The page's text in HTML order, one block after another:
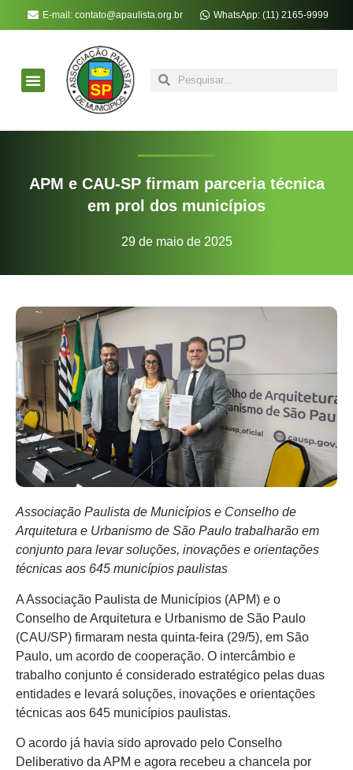
E-mail: contato@apaulista.org.br WhatsApp: (11) 2165-9999
APM e CAU-SP firmam parceria técnica
em prol dos municípios
29 de maio de 2025
Associação Paulista de Municípios e Conselho de
Arquitetura e Urbanismo de São Paulo trabalharão em
conjunto para levar soluções, inovações e orientações
técnicas aos 645 municípios paulistas
A Associação Paulista de Municípios (APM) e o
Conselho de Arquitetura e Urbanismo de São Paulo
(CAU/SP) firmaram nesta quinta-feira (29/5), em São
Paulo, um acordo de cooperação. O intercâmbio e
trabalho conjunto é considerado estratégico pelas duas
entidades e levará soluções, inovações e orientações
técnicas aos 645 municípios paulistas.
O acordo já havia sido aprovado pelo Conselho
Deliberativo da APM e agora recebeu a chancela por